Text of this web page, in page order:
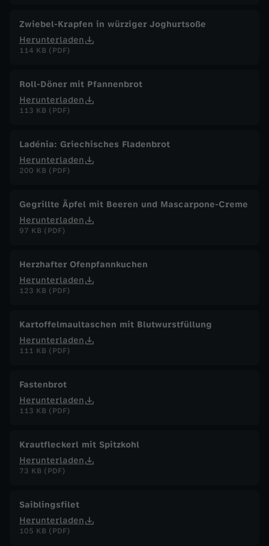
Zwiebel-Krapfen in würziger Joghurtsoße
Herunterladen
114 KB (PDF)
Roll-Döner mit Pfannenbrot
Herunterladen
113 KB (PDF)
Ladénia: Griechisches Fladenbrot
Herunterladen
200 KB (PDF)
Gegrillte Äpfel mit Beeren und Mascarpone-Creme
Herunterladen
97 KB (PDF)
Herzhafter Ofenpfannkuchen
Herunterladen
123 KB (PDF)
Kartoffelmaultaschen mit Blutwurstfüllung
Herunterladen
111 KB (PDF)
Fastenbrot
Herunterladen
113 KB (PDF)
Krautfleckerl mit Spitzkohl
Herunterladen
73 KB (PDF)
Saiblingsfilet
Herunterladen
105 KB (PDF)